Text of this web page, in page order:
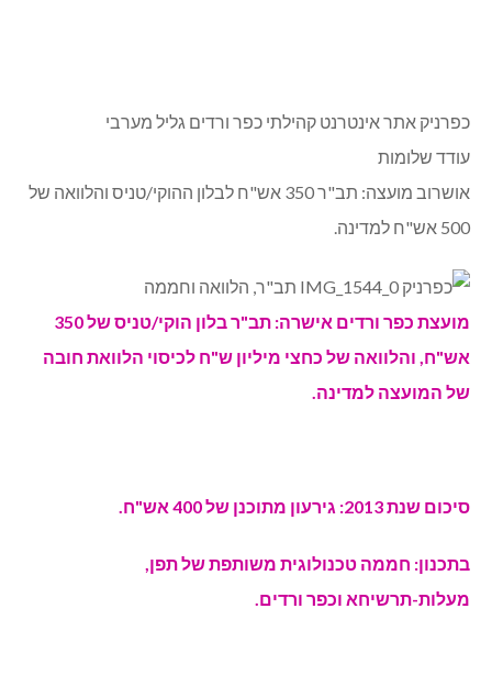
כפרניק אתר אינטרנט קהילתי כפר ורדים גליל מערבי
עודד שלומות
אושרוב מועצה: תב"ר 350 אש"ח לבלון ההוקי/טניס והלוואה של
500 אש"ח למדינה.
מועצת כפר ורדים אישרה: תב"ר בלון הוקי/טניס של 350
אש"ח, והלוואה של כחצי מיליון ש"ח לכיסוי הלוואת חובה
של המועצה למדינה.
סיכום שנת 2013: גירעון מתוכנן של 400 אש"ח.
בתכנון: חממה טכנולוגית משותפת של תפן,
מעלות-תרשיחא וכפר ורדים.